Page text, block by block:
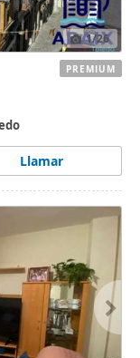
1/26
Llamar
PREMIUM